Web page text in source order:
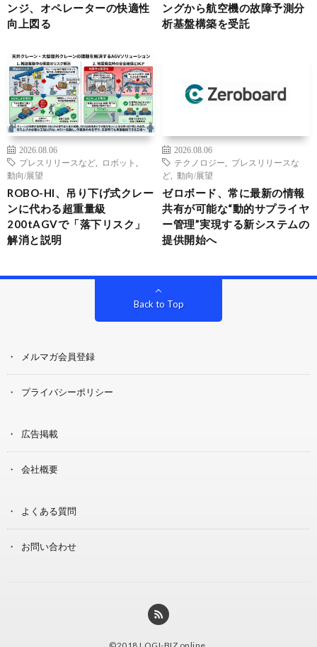
ンジ、オペレーターの快適性
向上図る
ングから航空機の故障予測分
析基盤構築を受託
2026.08.06
プレスリリースなど
ロボット
動向/展望
ROBO-HI、吊り下げ式クレー
ンに代わる超重量級
200tAGVで「落下リスク」
解消と説明
2026.08.06
テクノロジー
プレスリリースな
ど
動向/展望
ゼロボード、常に最新の情報
共有が可能な“動的サプライヤ
ー管理”実現する新システムの
提供開始へ
Back to Top
メルマガ会員登録
プライバシーポリシー
広告掲載
会社概要
よくある質問
お問い合わせ